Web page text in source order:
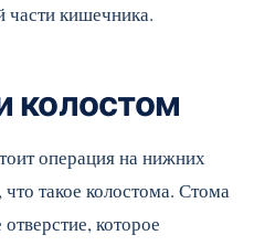
кишечника.
колостом
операция на нижних
такое колостома. Стома
которое